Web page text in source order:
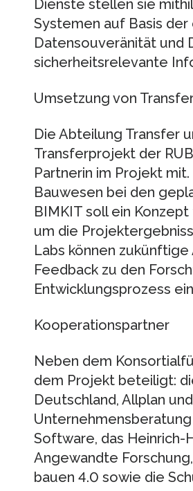
Dienste stellen sie
Systemen auf Basis der
Datensouveränität und
sicherheitsrelevante
Umsetzung von
Die Abteilung Transfer
Transferprojekt der
Partnerin im Projekt
Bauwesen bei den
BIMKIT soll ein
um die
Labs können
Feedback zu den
Entwicklungsprozess
Kooperationspartner
Neben dem
dem Projekt beteiligt:
Deutschland, Allplan
Unternehmensberatung
Software, das
Angewandte
bauen 4.0 sowie die